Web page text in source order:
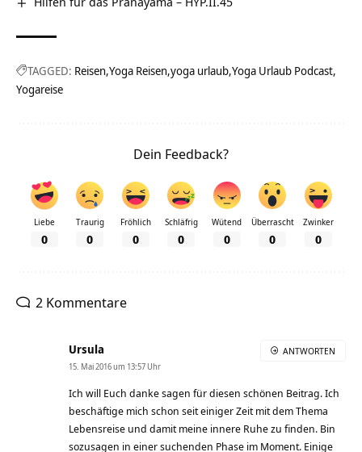
TAGGED: Reisen Yoga Reisen yoga urlaub Yoga Urlaub Podcast
Yogareise
Dein Feedback?
Liebe
0
Traurig
0
Fröhlich
0
Schläfrig
0
Wütend
0
Überrascht
0
Zwinker
0
2 Kommentare
Ursula
15. Mai 2016 um 13:57 Uhr
Ich will Euch danke sagen für diesen schönen Beitrag. Ich
beschäftige mich schon seit einiger Zeit mit dem Thema
Lebensreise und damit meine innere Ruhe zu finden. Bin
sozusagen in einer suchenden Phase im Moment. Einige
ANTWORTEN